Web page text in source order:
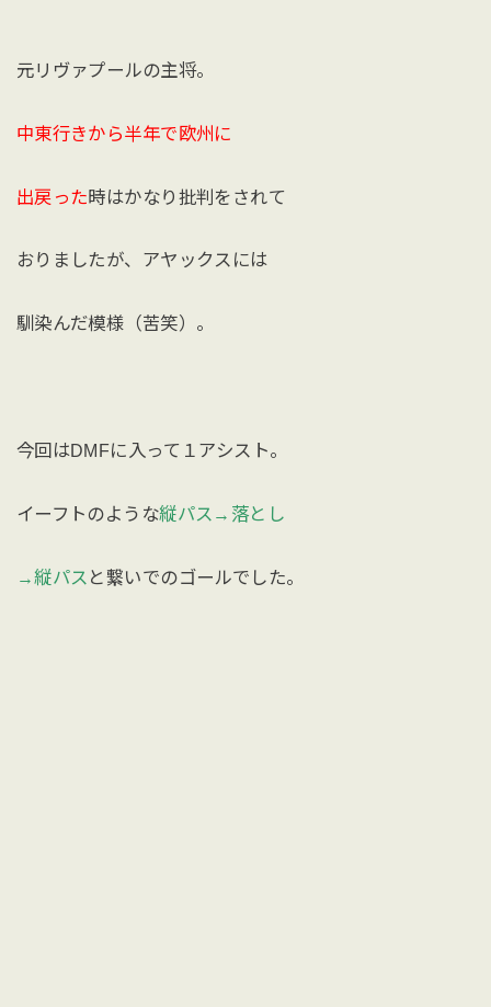
元リヴァプールの主将。
中東行きから半年で欧州に
出戻った時はかなり批判をされて
おりましたが、アヤックスには
馴染んだ模様（苦笑）。
今回はDMFに入って１アシスト。
イーフトのような縦パス→落とし
→縦パス と繋いでのゴールでした。